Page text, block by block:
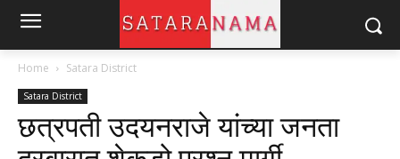
Home Satara District
Satara District
छत्रपती उदयनराजे यांच्या जनता